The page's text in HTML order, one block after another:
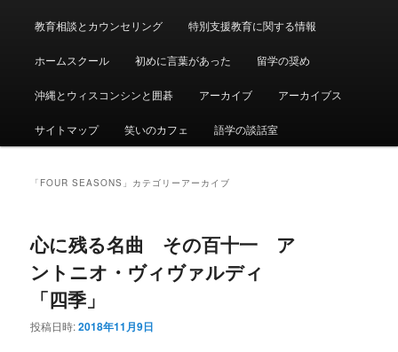
教育相談とカウンセリング 特別支援教育に関する情報
ホームスクール 初めに言葉があった 留学の奨め
沖縄とウィスコンシンと囲碁 アーカイブ アーカイブス
サイトマップ 笑いのカフェ 語学の談話室
「 FOUR SEASONS 」カテゴリーアーカイブ
心に残る名曲 その百十一 ア
ントニオ・ヴィヴァルディ
「四季」
投稿日時:2018年11月9日